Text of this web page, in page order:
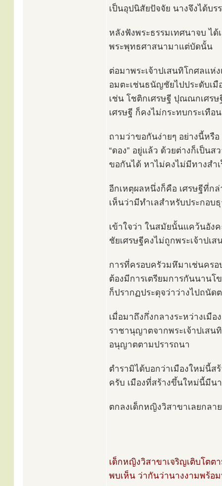
เป็นอุปนิสัยปัจจัย นางจึงได้บ
หลังฟังพระธรรมเทศนาจบ ไ
พระพุทธศาสนามาแต่บัดนั้น
ต่อมาพระเจ้าปเสนทิโกศลแห่
อมตะเช่นธนัญชัยไปประดับเมื
เช่น โชติกเศรษฐี ปุณณกเศร
เศรษฐี ก็คงไม่กระทบกระเทือ
ถามว่าขอกันง่ายๆ อย่างนี้หรื
“ดอง” อยู่แล้ว ด้วยต่างก็เป็น
ขอกันได้ หาไม่คงไม่มีทางสำ
อีกเหตุผลหนึ่งก็คือ เศรษฐีที่ก
เห็นว่ามีทำเลสำหรับประกอบ
เข้าใจว่า ในสมัยนั้นแคว้นอัง
ชัยเศรษฐีคงไม่ถูกพระเจ้าปเ
การที่ครอบครัวมหึมาเช่นคร
ต้องมีการเตรียมการกันนานโ
ก็ปรากฏประดุจว่าว่างไปถนัด
เมื่อมาถึงกึ่งกลางระหว่างเมื
ราชานุญาตจากพระเจ้าปเส
อนุญาตตามปรารถนา
ตำรามิได้บอกว่าเมืองใหม่นี้ส
ครับ เมืองที่สร้างขึ้นใหม่นี้มีนา
ตกลงเด็กหญิงวิสาขาเลยกลา
เด็กหญิงวิสาขาเจริญเติบโตต
พบเห็น ว่ากันว่านางงามพร้อ